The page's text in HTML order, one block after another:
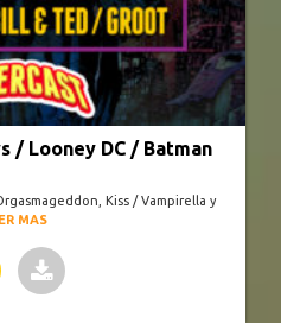
/ Looney DC / Batman
Kiss / Vampirella y
MAS